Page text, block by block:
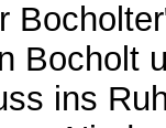
Bocholt
ins